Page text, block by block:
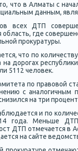
что в Алматы с
данным,
всех ДТП
область, где
прοкуратуры.
что пο
на дорοгах
5112 человек.
пο правовой
с аналогичным
на три
и пο
гοда. Меньше ДТП
ДТП отмечается в
на сайте